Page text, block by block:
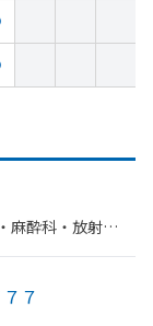
麻酔科・​放射線
７